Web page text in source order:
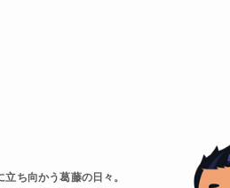
ち向かう葛藤の日々。